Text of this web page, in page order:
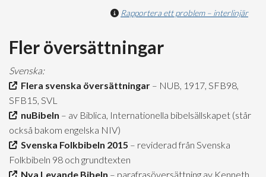
Rapportera ett problem – interlinjär
Fler översättningar
Svenska:
Flera svenska översättningar – NUB, 1917, SFB98,
SFB15, SVL
nuBibeln – av Biblica, Internationella bibelsällskapet (står
också bakom engelska NIV)
Svenska Folkbibeln 2015 – reviderad från Svenska
Folkbibeln 98 och grundtexten
Nya Levande Bibeln – parafrasöversättning av Kenneth